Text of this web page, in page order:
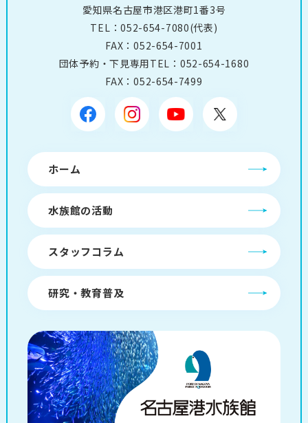
愛知県名古屋市港区港町1番3号
TEL：052-654-7080(代表)
FAX：052-654-7001
団体予約・下見専用TEL： 052-654-1680
FAX：052-654-7499
ホーム
水族館の活動
スタッフコラム
研究・教育普及